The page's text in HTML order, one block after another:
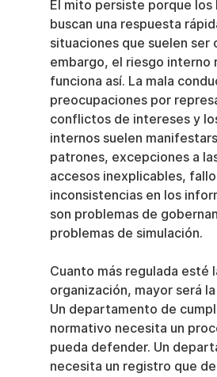
El mito persiste porque los
buscan una respuesta
situaciones que suelen ser
embargo, el riesgo interno
funciona así. La mala
preocupaciones por
conflictos de intereses y
internos suelen
patrones, excepciones a
accesos inexplicables,
inconsistencias en los
son problemas de
problemas de simulación.
Cuanto más regulada esté
organización, mayor será
Un departamento de
normativo necesita un
pueda defender. Un
necesita un registro que